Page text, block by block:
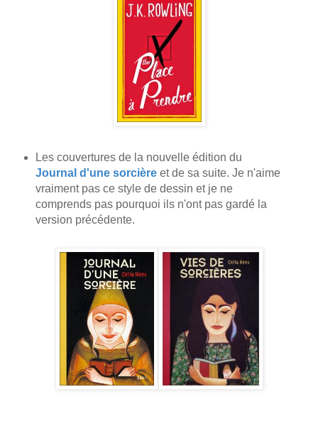
Les couvertures de la nouvelle édition du
Journal d'une sorcièreet de sa suite. Je n'aime
vraiment pas ce style de dessin et je ne
comprends pas pourquoi ils n'ont pas gardé la
version précédente.